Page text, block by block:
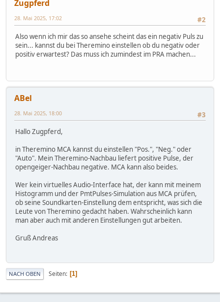
Zugpferd
#2
28. Mai 2025, 17:02
Also wenn ich mir das so ansehe scheint das ein negativ Puls zu
sein... kannst du bei Theremino einstellen ob du negativ oder
positiv erwartest? Das muss ich zumindest im PRA machen...
ABel
#3
28. Mai 2025, 18:00
Hallo Zugpferd,
in Theremino MCA kannst du einstellen "Pos.", "Neg." oder
"Auto". Mein Theremino-Nachbau liefert positive Pulse, der
opengeiger-Nachbau negative. MCA kann also beides.
Wer kein virtuelles Audio-Interface hat, der kann mit meinem
Histogramm und der PmtPulses-Simulation aus MCA prüfen,
ob seine Soundkarten-Einstellung dem entspricht, was sich die
Leute von Theremino gedacht haben. Wahrscheinlich kann
man aber auch mit anderen Einstellungen gut arbeiten.
Gruß Andreas
NACH OBEN Seiten 1